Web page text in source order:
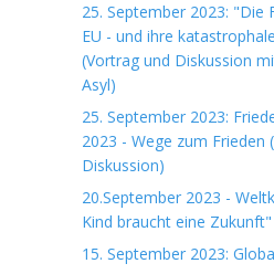
25. September 2023: "Die
EU - und ihre
(Vortrag und Diskussion
Asyl)
25. September 2023:
2023 - Wege zum Frieden
Diskussion)
20.September 2023 -
Kind braucht eine Zukunft"
15. September 2023: